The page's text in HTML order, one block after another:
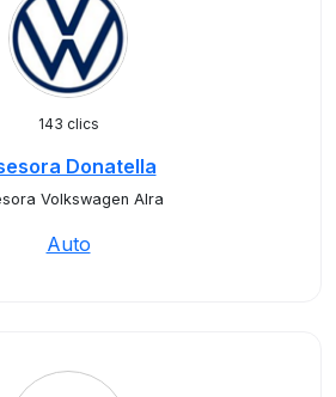
143 clics
Donatella
Volkswagen Alra
Auto